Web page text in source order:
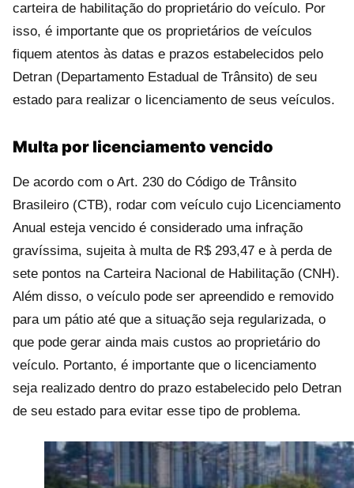
carteira de habilitação do proprietário do veículo. Por
isso, é importante que os proprietários de veículos
fiquem atentos às datas e prazos estabelecidos pelo
Detran (Departamento Estadual de Trânsito) de seu
estado para realizar o licenciamento de seus veículos.
Multa por licenciamento vencido
De acordo com o Art. 230 do Código de Trânsito
Brasileiro (CTB), rodar com veículo cujo Licenciamento
Anual esteja vencido é considerado uma infração
gravíssima, sujeita à multa de R$ 293,47 e à perda de
sete pontos na Carteira Nacional de Habilitação (CNH).
Além disso, o veículo pode ser apreendido e removido
para um pátio até que a situação seja regularizada, o
que pode gerar ainda mais custos ao proprietário do
veículo. Portanto, é importante que o licenciamento
seja realizado dentro do prazo estabelecido pelo Detran
de seu estado para evitar esse tipo de problema.